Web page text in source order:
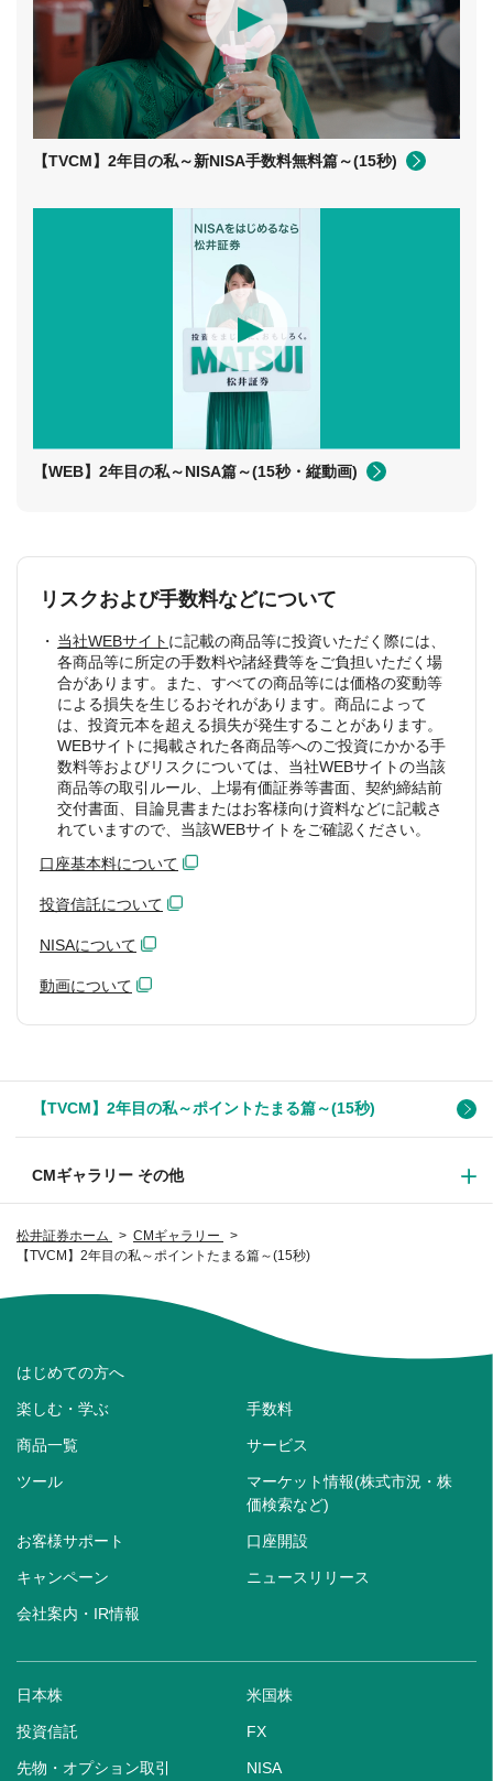
松井証券ホーム
CMギャラリー
【TVCM】2年目の私～ポイントたまる篇～(15秒)
【TVCM】2年⽬の私～新NISA⼿数料無料篇～(15秒)
【WEB】2年目の私～NISA篇～(15秒・縦動画)
リスクおよび手数料などについて
当社WEBサイト に記載の商品等に投資いただく際には、
各商品等に所定の手数料や諸経費等をご負担いただく場
合があります。また、すべての商品等には価格の変動等
による損失を生じるおそれがあります。商品によって
は、投資元本を超える損失が発生することがあります。
WEBサイトに掲載された各商品等へのご投資にかかる手
数料等およびリスクについては、当社WEBサイトの当該
商品等の取引ルール、上場有価証券等書面、契約締結前
交付書面、目論見書またはお客様向け資料などに記載さ
れていますので、当該WEBサイトをご確認ください。
口座基本料について
投資信託について
NISAについて
動画について
【TVCM】2年目の私～ポイントたまる篇～(15秒)
CMギャラリー その他
はじめての方へ
楽しむ・学ぶ 手数料
商品一覧 サービス
ツール
マーケット情報(株式市況・株
価検索など)
お客様サポート 口座開設
キャンペーン ニュースリリース
会社案内・IR情報
日本株 米国株
投資信託 FX
先物・オプション取引 NISA